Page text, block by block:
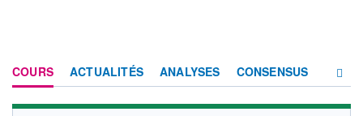
COURS ACTUALITÉS ANALYSES CONSENSUS